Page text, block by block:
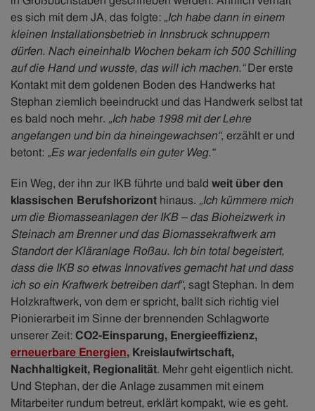
es sich mit dem JA, das folgte: „Ich habe dann in einem
kleinen Installationsbetrieb in Innsbruck schnuppern
dürfen. Nach eineinhalb Wochen bekam ich 500 Schilling
auf die Hand und wusste, das will ich machen.“Der erste
Kontakt mit dem goldenen Boden des Handwerks hat
Stephan ziemlich beeindruckt und das Handwerk selbst tat
es bald noch mehr. „Ich habe 1998 mit der Lehre
angefangen und bin da hineingewachsen“, erzählt er und
betont: „Es war jedenfalls ein guter Weg.“
Ein Weg, der ihn zur IKB führte und bald weit über den
klassischen Berufshorizont hinaus. „Ich kümmere mich
um die Biomasseanlagen der IKB – das Bioheizwerk in
Steinach am Brenner und das Biomassekraftwerk am
Standort der Kläranlage Roßau. Ich bin total begeistert,
dass die IKB so etwas Innovatives gemacht hat und dass
ich so ein Kraftwerk betreiben darf“, sagt Stephan. In dem
Holzkraftwerk, von dem er spricht, ballt sich richtig viel
Pionierarbeit im Sinne der brennenden Schlagworte
unserer Zeit:CO2-Einsparung, Energieeffizienz,
erneuerbare Energien, Kreislaufwirtschaft,
Nachhaltigkeit, Regionalität. Mehr geht eigentlich nicht.
Und Stephan, der die Anlage zusammen mit einem
Mitarbeiter rundum betreut, erklärt kompakt, wie es geht.